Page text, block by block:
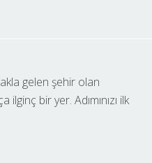
gelen şehir olan
ilginç bir yer. Adımınızı ilk